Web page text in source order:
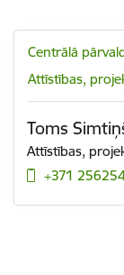
Centrālā
Attīstības,
Toms
Attīstības,
+371